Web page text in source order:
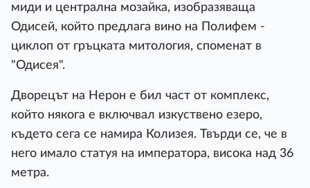
миди и централна мозайка, изобразяваща
Одисей, който предлага вино на Полифем -
циклоп от гръцката митология, споменат в
"Одисея".
Дворецът на Нерон е бил част от комплекс,
който някога е включвал изкуствено езеро,
където сега се намира Колизея. Твърди се, че в
него имало статуя на императора, висока над 36
метра.